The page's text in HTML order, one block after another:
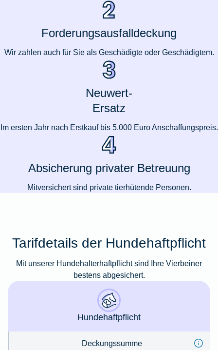
Forderungsausfalldeckung
Wir zahlen auch für Sie als Geschädigte oder Geschädigtem.
Neuwert-
Ersatz
Im ersten Jahr nach Erstkauf bis 5.000 Euro Anschaffungspreis.
Absicherung privater Betreuung
Mitversichert sind private tierhütende Personen.
Tarifdetails der Hundehaftpflicht
Mit unserer Hundehalterhaftpflicht sind Ihre Vierbeiner
bestens abgesichert.
Hundehaftpflicht
Deckungssumme